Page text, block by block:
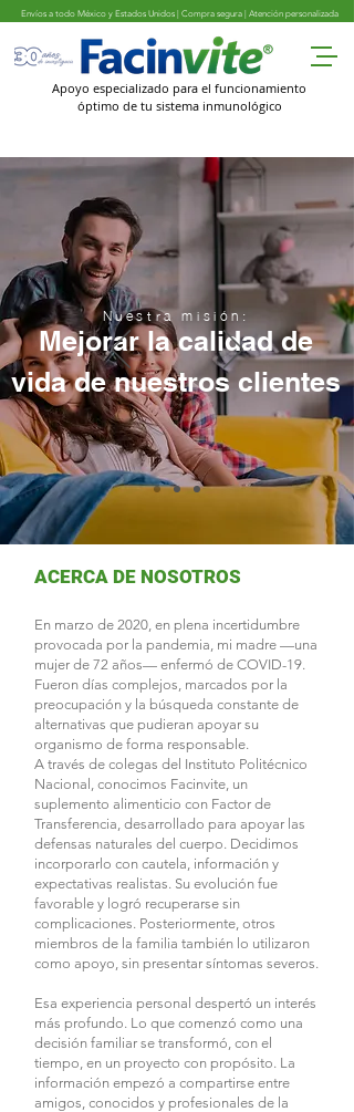
Envíos a todo México y Estados Unidos | Compra segura | Atención personalizada
Apoyo especializado para el funcionamiento
óptimo de tu sistema inmunológico
Mejorar la calidad de
vida de nuestros clientes
Nuestra misión:
ACERCA DE NOSOTROS
En marzo de 2020, en plena incertidumbre
provocada por la pandemia, mi madre —una
mujer de 72 años— enfermó de COVID-19.
Fueron días complejos, marcados por la
preocupación y la búsqueda constante de
alternativas que pudieran apoyar su
organismo de forma responsable.
A través de colegas del Instituto Politécnico
Nacional, conocimos Facinvite, un
suplemento alimenticio con Factor de
Transferencia, desarrollado para apoyar las
defensas naturales del cuerpo. Decidimos
incorporarlo con cautela, información y
expectativas realistas. Su evolución fue
favorable y logró recuperarse sin
complicaciones. Posteriormente, otros
miembros de la familia también lo utilizaron
como apoyo, sin presentar síntomas severos.
Esa experiencia personal despertó un interés
más profundo. Lo que comenzó como una
decisión familiar se transformó, con el
tiempo, en un proyecto con propósito. La
información empezó a compartirse entre
amigos, conocidos y profesionales de la